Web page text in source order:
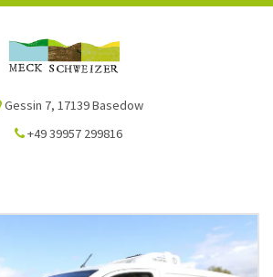
Gessin 7, 17139 Basedow
+49 39957 299816